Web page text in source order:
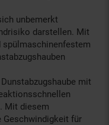
unbemerkt
darstellen. Mit
spülmaschinenfestem
mit
Mit diesem
Geschwindigkeit für